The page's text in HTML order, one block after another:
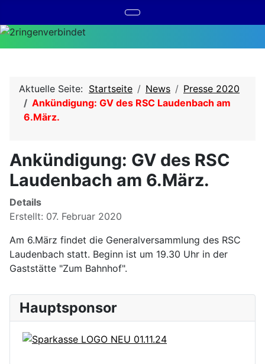
Aktuelle Seite: Startseite News
Presse 2020
Ankündigung: GV des RSC Laudenbach am
6.März.
Ankündigung: GV des RSC
Laudenbach am 6.März.
Details
Erstellt: 07. Februar 2020
Am 6.März findet die Generalversammlung des RSC
Laudenbach statt. Beginn ist um 19.30 Uhr in der
Gaststätte "Zum Bahnhof".
Hauptsponsor